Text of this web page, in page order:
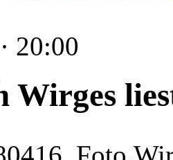
20:00
Wirges